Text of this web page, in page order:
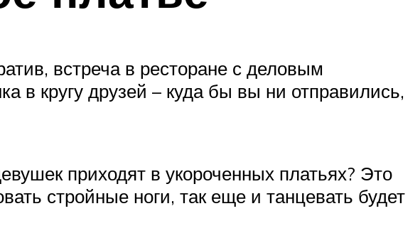
встреча в ресторане с деловым
в кругу друзей – куда бы вы ни отправились,
приходят в укороченных платьях? Это
стройные ноги, так еще и танцевать будет